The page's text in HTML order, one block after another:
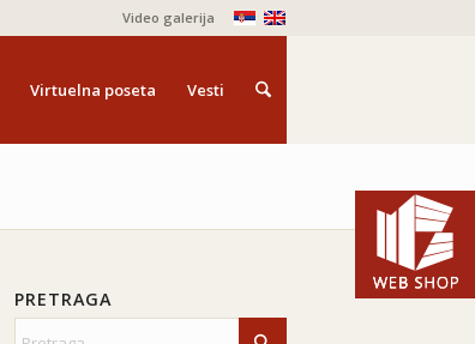
Video galerija
Virtuelna poseta Vesti
PRETRAGA